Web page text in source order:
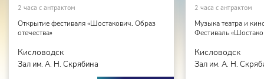
2 часа с антрактом
Открытие фестиваля «Шостакович. Образ
отечества»
Кисловодск
Зал им. А. Н. Скрябина
2 часа с антрактом
Музыка театра и
Фестиваль
Кисловодск
Зал им. А. Н.